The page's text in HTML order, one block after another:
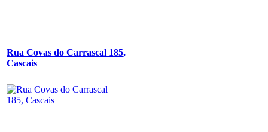
Rua Covas do Carrascal 185,
Cascais